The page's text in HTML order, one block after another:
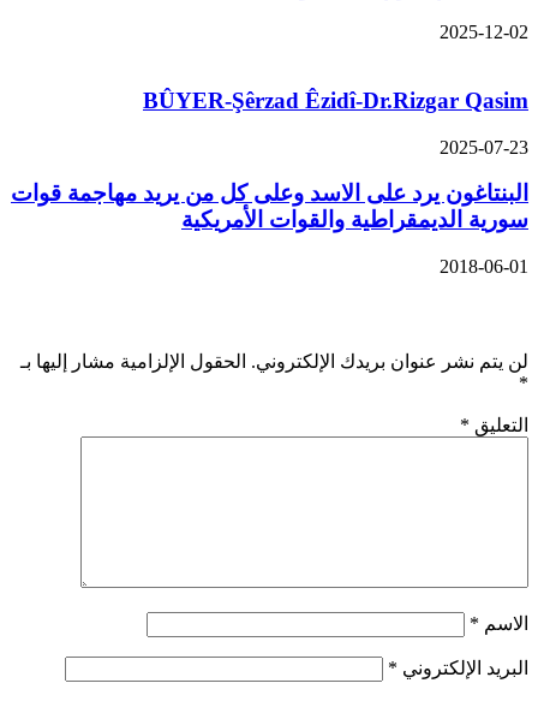
2025-12-02
BÛYER-Şêrzad Êzidî-Dr.Rizgar Qasim
2025-07-23
البنتاغون يرد على الاسد وعلى كل من يريد مهاجمة قوات
سورية الديمقراطية والقوات الأمريكية
2018-06-01
لن يتم نشر عنوان بريدك الإلكتروني. الحقول الإلزامية مشار إليها بـ
*
التعليق *
الاسم *
البريد الإلكتروني *